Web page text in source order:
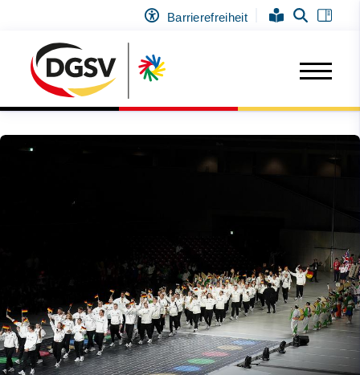
Barrierefreiheit